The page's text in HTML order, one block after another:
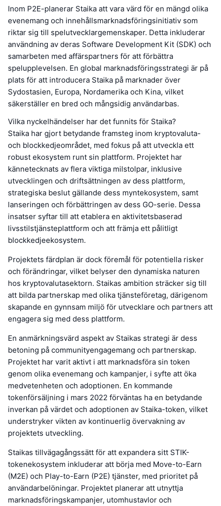
Inom P2E-planerar Staika att vara värd för en mängd olika
evenemang och innehållsmarknadsföringsinitiativ som
riktar sig till spelutvecklargemenskaper. Detta inkluderar
användning av deras Software Development Kit (SDK) och
samarbeten med affärspartners för att förbättra
spelupplevelsen. En global marknadsföringsstrategi är på
plats för att introducera Staika på marknader över
Sydostasien, Europa, Nordamerika och Kina, vilket
säkerställer en bred och mångsidig användarbas.
Vilka nyckelhändelser har det funnits för Staika?
Staika har gjort betydande framsteg inom kryptovaluta-
och blockkedjeområdet, med fokus på att utveckla ett
robust ekosystem runt sin plattform. Projektet har
kännetecknats av flera viktiga milstolpar, inklusive
utvecklingen och driftsättningen av dess plattform,
strategiska beslut gällande dess myntekosystem, samt
lanseringen och förbättringen av dess GO-serie. Dessa
insatser syftar till att etablera en aktivitetsbaserad
livsstilstjänsteplattform och att främja ett pålitligt
blockkedjeekosystem.
Projektets färdplan är dock föremål för potentiella risker
och förändringar, vilket belyser den dynamiska naturen
hos kryptovalutasektorn. Staikas ambition sträcker sig till
att bilda partnerskap med olika tjänsteföretag, därigenom
skapande en gynnsam miljö för utvecklare och partners att
engagera sig med dess plattform.
En anmärkningsvärd aspekt av Staikas strategi är dess
betoning på communityengagemang och partnerskap.
Projektet har varit aktivt i att marknadsföra sin token
genom olika evenemang och kampanjer, i syfte att öka
medvetenheten och adoptionen. En kommande
tokenförsäljning i mars 2022 förväntas ha en betydande
inverkan på värdet och adoptionen av Staika-token, vilket
understryker vikten av kontinuerlig övervakning av
projektets utveckling.
Staikas tillvägagångssätt för att expandera sitt STIK-
tokenekosystem inkluderar att börja med Move-to-Earn
(M2E) och Play-to-Earn (P2E) tjänster, med prioritet på
användarbelöningar. Projektet planerar att utnyttja
marknadsföringskampanjer, utomhustavlor och